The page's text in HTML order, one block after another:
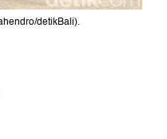
detikBali).